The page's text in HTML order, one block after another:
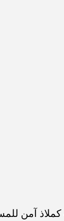
كملاذ آمن
الرسمية